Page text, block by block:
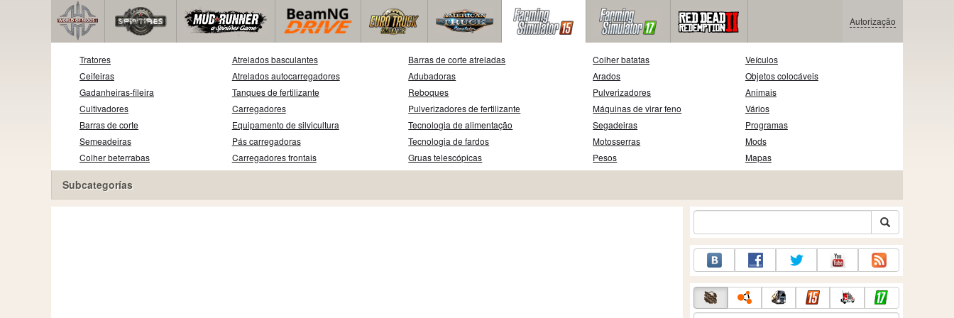
Autorização
Tratores
Ceifeiras
Gadanheiras-fileira
Cultivadores
Barras de corte
Semeadeiras
Colher beterrabas
Atrelados basculantes
Atrelados autocarregadores
Tanques de fertilizante
Carregadores
Equipamento de silvicultura
Pás carregadoras
Carregadores frontais
Barras de corte atreladas
Adubadoras
Reboques
Pulverizadores de fertilizante
Tecnologia de alimentação
Tecnologia de fardos
Gruas telescópicas
Colher batatas
Arados
Pulverizadores
Máquinas de virar feno
Segadeiras
Motosserras
Pesos
Veículos
Objetos colocáveis
Animais
Vários
Programas
Mods
Mapas
Subcategorías